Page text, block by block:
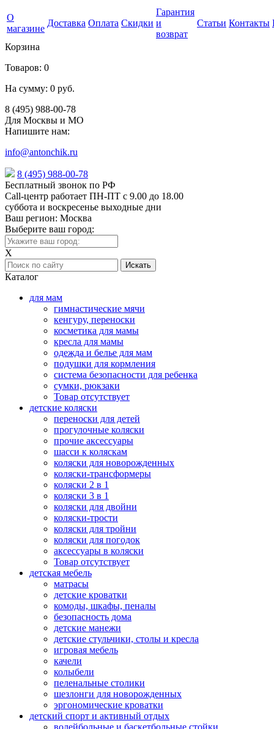
О
магазине
Доставка Оплата Скидки
Гарантия
и
возврат
Статьи Контакты
Корзина
Товаров: 0
На сумму: 0 руб.
8 (495) 988-00-78
Для Москвы и МО
Напишите нам:
info@antonchik.ru
8 (495) 988-00-78
Бесплатный звонок по РФ
Call-центр работает ПН-ПТ с 9.00 до 18.00
суббота и воскресенье выходные дни
Ваш регион: Москва
Выберите ваш город:
X
Каталог
для мам
гимнастические мячи
кенгуру, переноски
косметика для мамы
кресла для мамы
одежда и белье для мам
подушки для кормления
система безопасности для ребенка
сумки, рюкзаки
Товар отсутствует
детские коляски
переноски для детей
прогулочные коляски
прочие аксессуары
шасси к коляскам
коляски для новорожденных
коляски-трансформеры
коляски 2 в 1
коляски 3 в 1
коляски для двойни
коляски-трости
коляски для тройни
коляски для погодок
аксессуары в коляски
Товар отсутствует
детская мебель
матрасы
детские кроватки
комоды, шкафы, пеналы
безопасность дома
детские манежи
детские стульчики, столы и кресла
игровая мебель
качели
колыбели
пеленальные столики
шезлонги для новорожденных
эргономические кроватки
детский спорт и активный отдых
волейбольные и баскетбольные стойки